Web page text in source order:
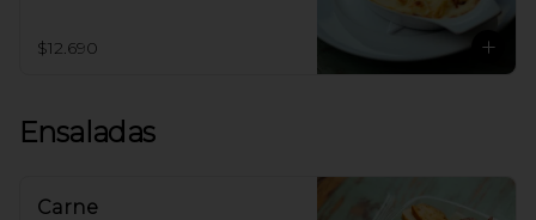
$12.690
Ensaladas
Carne